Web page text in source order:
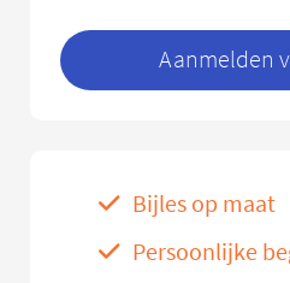
Aanmelden
Bijles op maat
Persoonlijke